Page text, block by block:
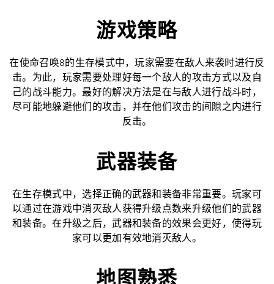
游戏策略
在使命召唤8的生存模式中，玩家需要在敌人来袭时进行反
击。为此，玩家需要处理好每一个敌人的攻击方式以及自
己的战斗能力。最好的解决方法是在与敌人进行战斗时，
尽可能地躲避他们的攻击，并在他们攻击的间隙之内进行
反击。
武器装备
在生存模式中，选择正确的武器和装备非常重要。玩家可
以通过在游戏中消灭敌人获得升级点数来升级他们的武器
和装备。在升级之后，武器和装备的效果会更好，使得玩
家可以更加有效地消灭敌人。
地图熟悉